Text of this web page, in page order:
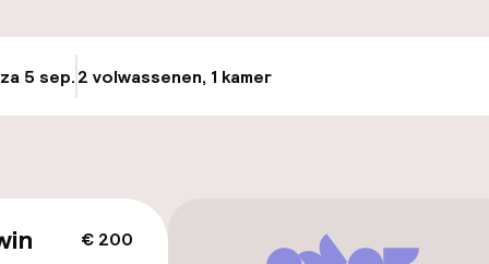
5 sep.2 volwassenen, 1 kamer
€ 200